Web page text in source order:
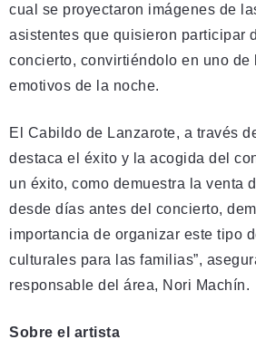
cual se proyectaron imágenes de
asistentes que quisieron participar
concierto, convirtiéndolo en uno de
emotivos de la noche.
El Cabildo de Lanzarote, a través
destaca el éxito y la acogida del
un éxito, como demuestra la venta
desde días antes del concierto,
importancia de organizar este tipo
culturales para las familias”,
responsable del área, Nori Machín.
Sobre el artista